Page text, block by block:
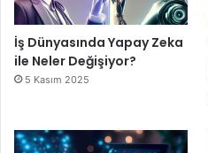
İş Dünyasında Yapay Zeka
ile Neler Değişiyor?
5 Kasım 2025